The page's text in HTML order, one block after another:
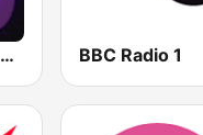
Radio SCOOP - Années 80 BBC Radio 1